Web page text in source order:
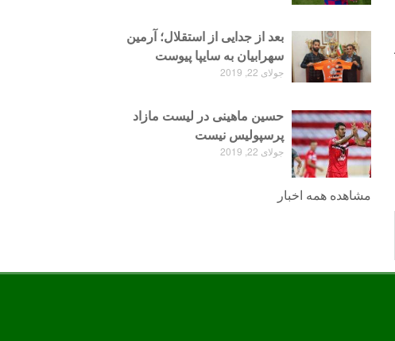
بعد از جدایی از استقلال؛ آرمین
سهرابیان به سایپا پیوست
جولای 22, 2019
حسین ماهینی در لیست مازاد
پرسپولیس نیست
جولای 22, 2019
مشاهده همه اخبار